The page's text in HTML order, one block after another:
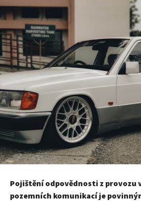
Pojištění odpovědnosti z provozu
pozemních komunikací je